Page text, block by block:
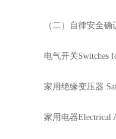
（二）自律安全
电气开关Switches
家用绝缘变压器
家用电器Electrical